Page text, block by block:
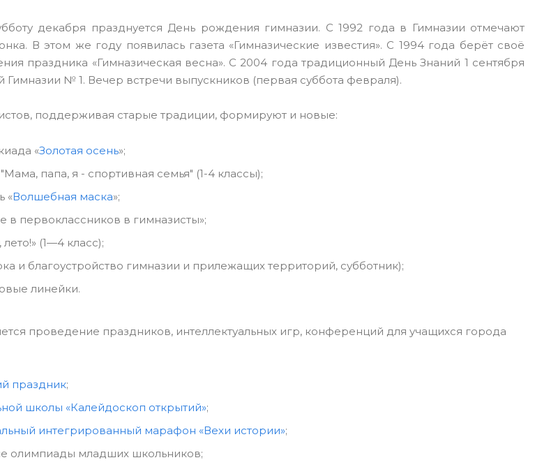
декабря празднуется День рождения гимназии. С 1992 года в Гимназии отмечают
В этом же году появилась газета «Гимназические известия». С 1994 года берёт своё
праздника «Гимназическая весна». С 2004 года традиционный День Знаний 1 сентября
№ 1. Вечер встречи выпускников (первая суббота февраля).
поддерживая старые традиции, формируют и новые:
«Золотая осень»;
папа, я - спортивная семья" (1-4 классы);
«Волшебная маска»;
в первоклассников в гимназисты»;
(1—4 класс);
и благоустройство гимназии и прилежащих территорий, субботник);
линейки.
проведение праздников, интеллектуальных игр, конференций для учащихся города
праздник;
школы «Калейдоскоп открытий»;
интегрированный марафон «Вехи истории»;
олимпиады младших школьников;